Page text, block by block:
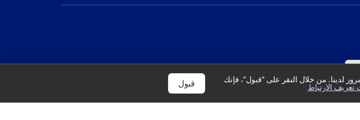
لدينا. من خلال النقر على "قبول"، فإنك
الارتباط قبول